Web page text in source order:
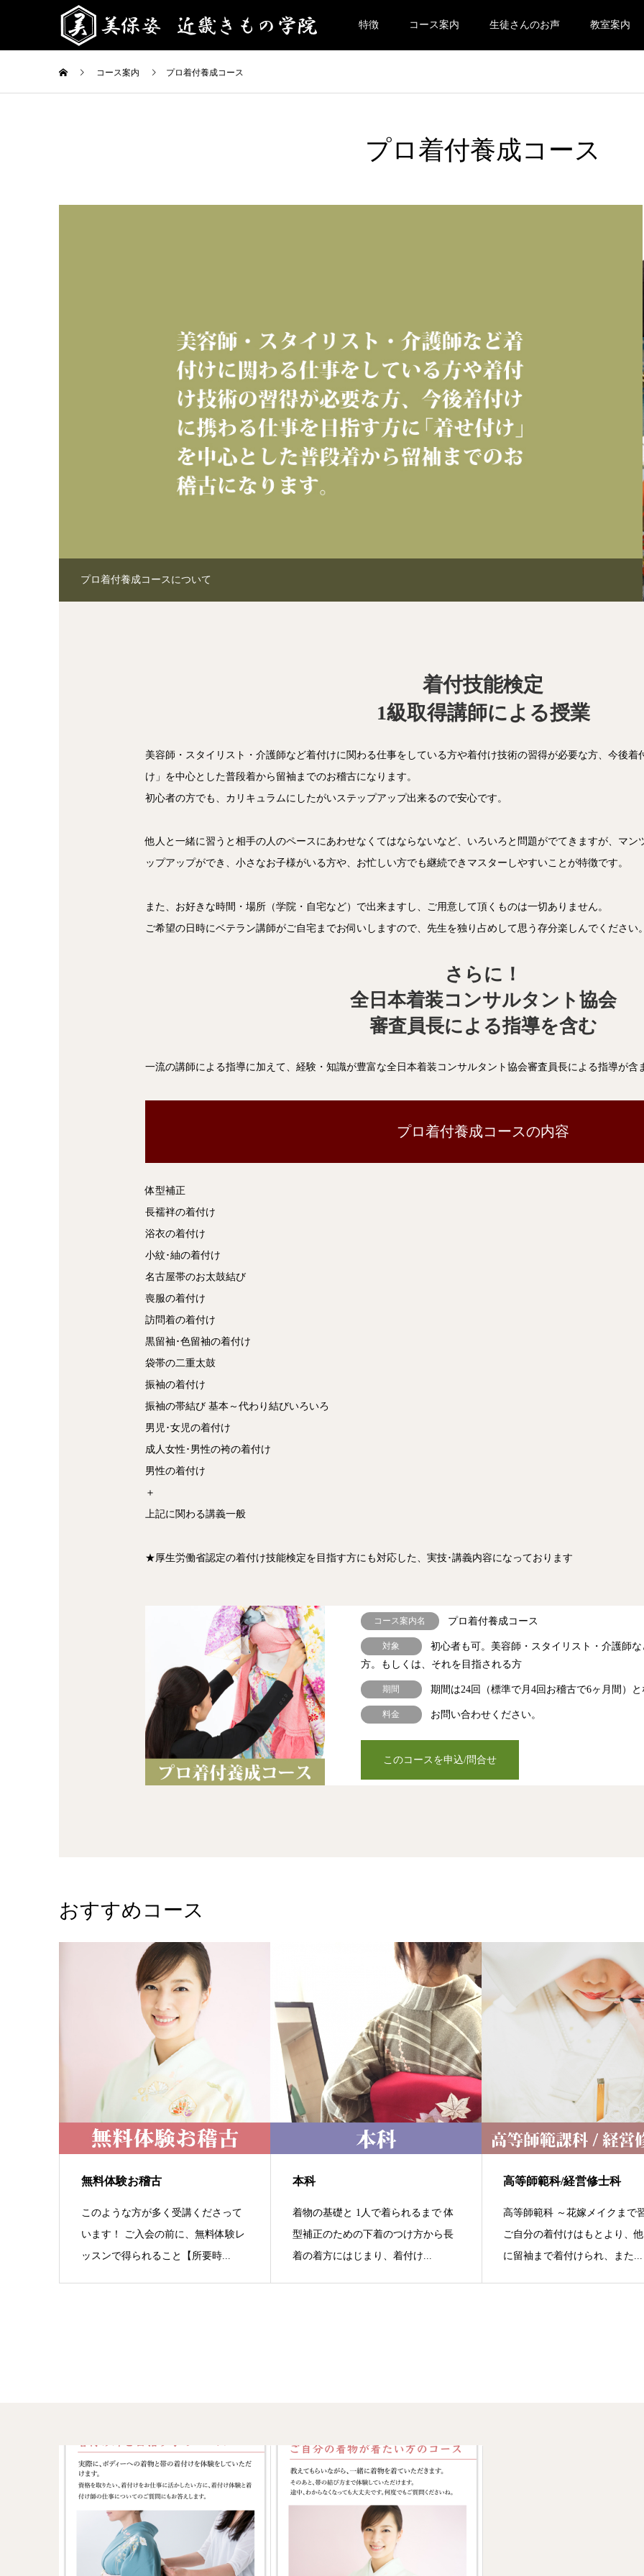
特徴 コース案内 生徒さんのお声 教室案内
コース案内 プロ着付養成コース
プロ着付養成コース
小紋 / 礼装 / 子供 / 男性
着付技能検定
1級取得講師による授業
美容師・スタイリスト・介護師など着付けに関わる仕事をしている方や着付け技術の習得が必要な方、今後
け」を中心とした普段着から留袖までのお稽古になります。
初心者の方でも、カリキュラムにしたがいステップアップ出来るので安心です。
他人と一緒に習うと相手の人のペースにあわせなくてはならないなど、いろいろと問題がでてきますが、マン
ップアップができ、小さなお子様がいる方や、お忙しい方でも継続できマスターしやすいことが特徴です。
また、お好きな時間・場所（学院・自宅など）で出来ますし、ご用意して頂くものは一切ありません。
ご希望の日時にベテラン講師がご自宅までお伺いしますので、先生を独り占めして思う存分楽しんでください。
さらに！
全日本着装コンサルタント協会
審査員長による指導を含む
一流の講師による指導に加えて、経験・知識が豊富な全日本着装コンサルタント協会審査員長による指導が含
プロ着付養成コースの内容
体型補正
長襦袢の着付け
浴衣の着付け
小紋･紬の着付け
名古屋帯のお太鼓結び
喪服の着付け
訪問着の着付け
黒留袖･色留袖の着付け
袋帯の二重太鼓
振袖の着付け
振袖の帯結び 基本～代わり結びいろいろ
男児･女児の着付け
成人女性･男性の袴の着付け
男性の着付け
＋
上記に関わる講義一般
★厚生労働省認定の着付け技能検定を目指す方にも対応した、実技･講義内容になっております
コース案内名 プロ着付養成コース
対象
初心者も可。美容師・スタイリスト・介護師
方。もしくは、それを目指される方
期間 期間は24回（標準で月4回お稽古で6ヶ月間）と
料金 お問い合わせください。
このコースを申込/問合せ
おすすめコース
無料体験お稽古
このような方が多く受講くださって
います！ ご入会の前に、無料体験レ
ッスンで得られること【所要時...
本科
着物の基礎と 1人で着られるまで 体
型補正のための下着のつけ方から長
着の着方にはじまり、着付け...
高等師範科/経営修士科
高等師範科 ～花嫁メイクまで
ご自分の着付けはもとより、
に留袖まで着付けられ、また...